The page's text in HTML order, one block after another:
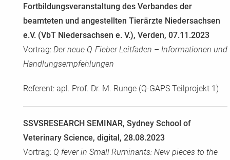
Infos/Flyer/Leitfaden
Publikationen
Aktuelles
FAQs Q-Fieber
QFIG
Fortbildungsveranstaltung des Verbandes der
beamteten und angestellten Tierärzte Niedersachsen
e.V. (VbT Niedersachsen e. V.), Verden, 07.11.2023
Vortrag: Der neue Q-Fieber Leitfaden – Informationen und
Handlungsempfehlungen
Referent: apl. Prof. Dr. M. Runge (Q-GAPS Teilprojekt 1)
SSVSRESEARCH SEMINAR, Sydney School of
Veterinary Science, digital, 28.08.2023
Vortrag: Q fever in Small Ruminants: New pieces to the